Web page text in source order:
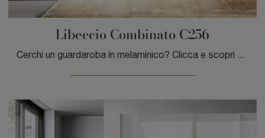
Libeccio Combinato C256
Cerchi un guardaroba in melaminico? Clicca e scopri armadi a muro con ante scorrevoli di Moretti Compact Giorno Notte.